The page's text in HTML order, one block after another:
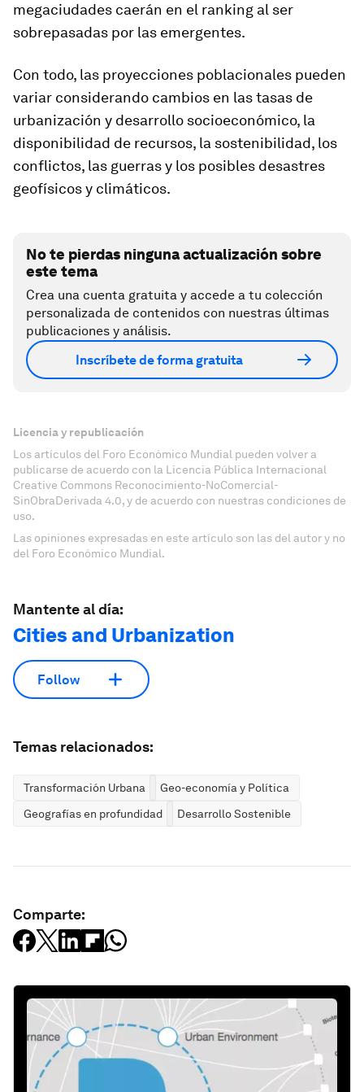
megaciudades caerán en el ranking al ser
sobrepasadas por las emergentes.
Con todo, las proyecciones poblacionales pueden
variar considerando cambios en las tasas de
urbanización y desarrollo socioeconómico, la
disponibilidad de recursos, la sostenibilidad, los
conflictos, las guerras y los posibles desastres
geofísicos y climáticos.
No te pierdas ninguna actualización sobre
este tema
Crea una cuenta gratuita y accede a tu colección
personalizada de contenidos con nuestras últimas
publicaciones y análisis.
Inscríbete de forma gratuita
Licencia y republicación
Los artículos del Foro Económico Mundial pueden volver a
publicarse de acuerdo con la Licencia Pública Internacional
Creative Commons Reconocimiento-NoComercial-
SinObraDerivada 4.0, y de acuerdo con nuestras condiciones de
uso.
Las opiniones expresadas en este artículo son las del autor y no
del Foro Económico Mundial.
Mantente al día:
Cities and Urbanization
Follow
Temas relacionados:
Transformación Urbana
Geo-economía y Política
Geografías en profundidad
Desarrollo Sostenible
Comparte: